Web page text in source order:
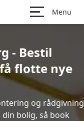
Menu
- Bestil
flotte nye
og rådgivning
bolig, så book